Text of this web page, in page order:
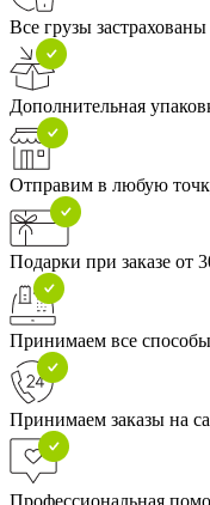
Все грузы застрахованы
Дополнительная
Отправим в любую
Подарки при заказе от
Принимаем все
Принимаем заказы на
Профессиональная